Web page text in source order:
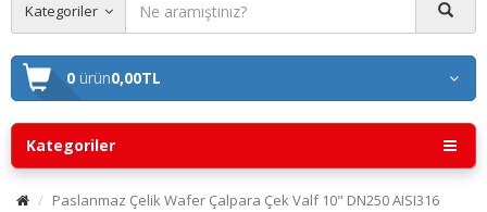
Kategoriler
0 ürün0,00TL
Kategoriler
Paslanmaz Çelik Wafer Çalpara Çek Valf 10" DN250 AISI316